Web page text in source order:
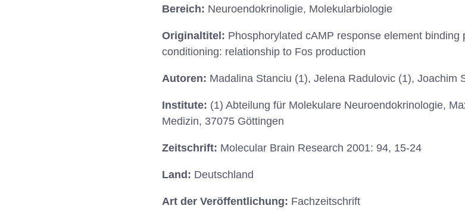
Bereich: Neuroendokrinoligie, Molekularbiologie
Originaltitel: Phosphorylated cAMP response element
conditioning: relationship to Fos production
Autoren: Madalina Stanciu (1), Jelena Radulovic (1), Joachim
Institute: (1) Abteilung für Molekulare Neuroendokrinologie,
Medizin, 37075 Göttingen
Zeitschrift: Molecular Brain Research 2001: 94, 15-24
Land: Deutschland
Art der Veröffentlichung: Fachzeitschrift